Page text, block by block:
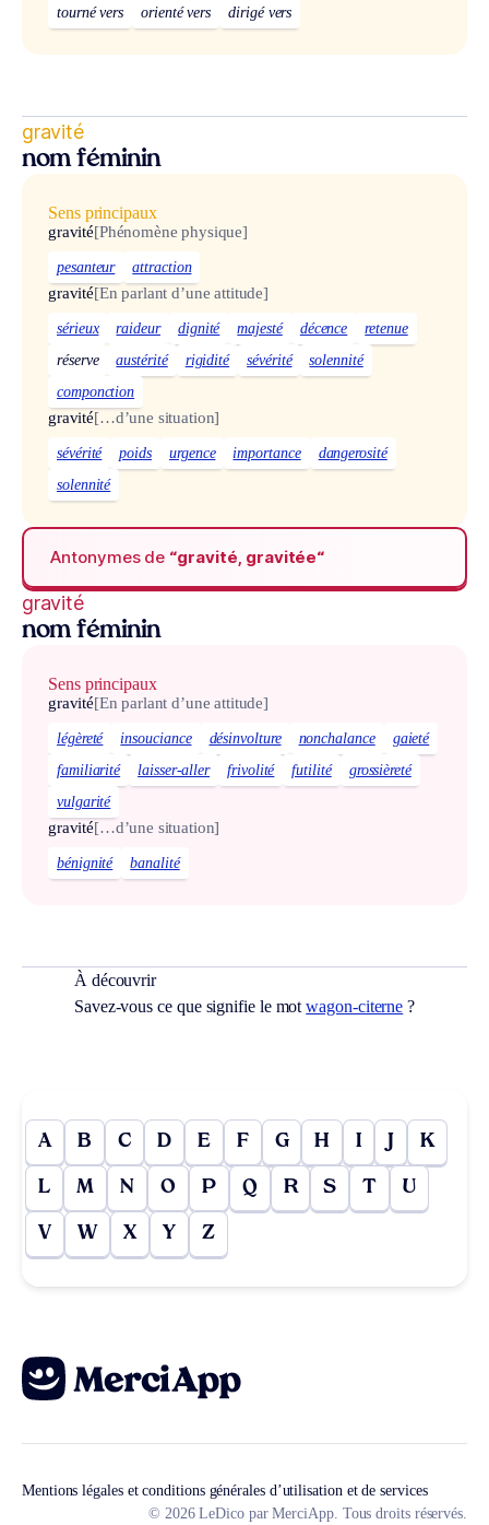
tourné vers orienté vers dirigé vers
gravité
nom féminin
Sens principaux
gravité[Phénomène physique]
pesanteur attraction
gravité[En parlant d’une attitude]
sérieux raideur dignité majesté décence
retenue
réserve
austérité rigidité sévérité
solennité
componction
gravité[…d’une situation]
sévérité poids urgence importance
dangerosité
solennité
Antonymes de “gravité, gravitée“
gravité
nom féminin
Sens principaux
gravité[En parlant d’une attitude]
légèreté insouciance désinvolture nonchalance
gaieté
familiarité
laisser-aller frivolité futilité
grossièreté
vulgarité
gravité[…d’une situation]
bénignité banalité
À découvrir
Savez-vous ce que signifie le motwagon-citerne ?
A B C D E F G H I J K
L M N O P Q R S T U
V W X Y Z
Mentions légales et conditions générales d’utilisation et de services
© 2026 LeDico par MerciApp. Tous droits réservés.